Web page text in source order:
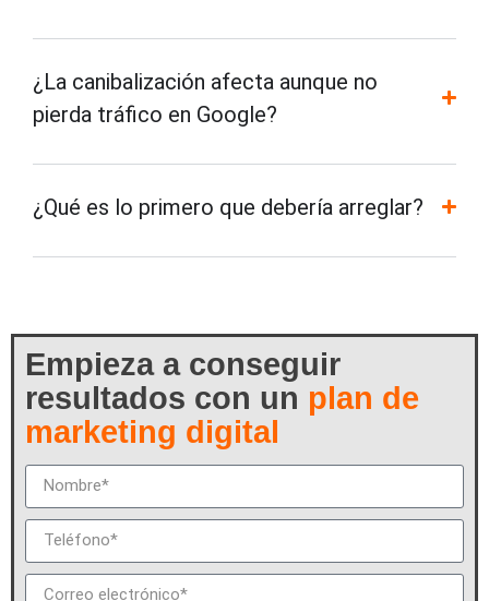
¿La canibalización afecta aunque no
pierda tráfico en Google?
¿Qué es lo primero que debería arreglar?
Empieza a conseguir
resultados con un plan de
marketing digital